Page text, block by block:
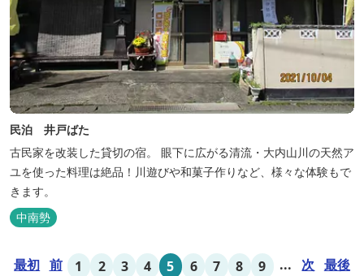
民泊 井戸ばた
古民家を改装した貸切の宿。 眼下に広がる清流・大内山川の天然ア
ユを使った料理は絶品！川遊びや和菓子作りなど、様々な体験もで
きます。
中南勢
最初 前
1 2 3 4 5 6 7 8 9 ...
次 最後